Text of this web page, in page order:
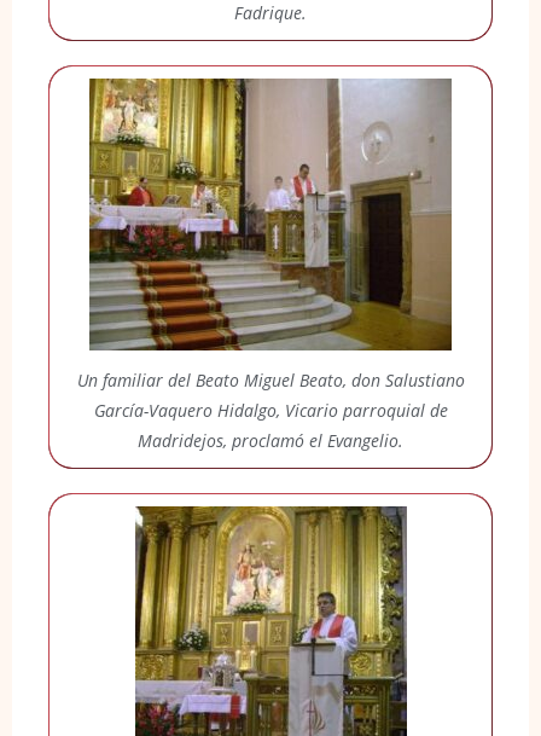
Fadrique.
Un familiar del Beato Miguel Beato, don Salustiano
García-Vaquero Hidalgo, Vicario parroquial de
Madridejos, proclamó el Evangelio.